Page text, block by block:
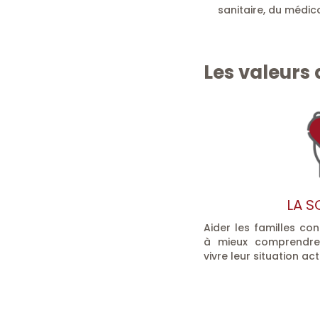
sanitaire, du
Les valeurs
LA
Aider les familles
à mieux
vivre leur situation